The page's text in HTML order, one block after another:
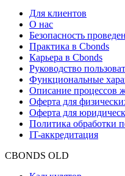
Для клиентов
О нас
Безопасность
Практика в Cbonds
Карьера в Cbonds
Руководство
Функциональные
Описание процессов
Оферта для
Оферта для
Политика обработки
IT-аккредитация
CBONDS OLD